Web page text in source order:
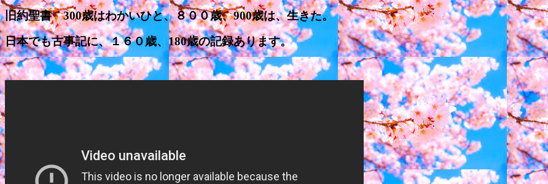
旧約聖書 300歳はわかいひと、８００歳、900歳は、生きた。
日本でも古事記に、１６０歳、180歳の記録あります。